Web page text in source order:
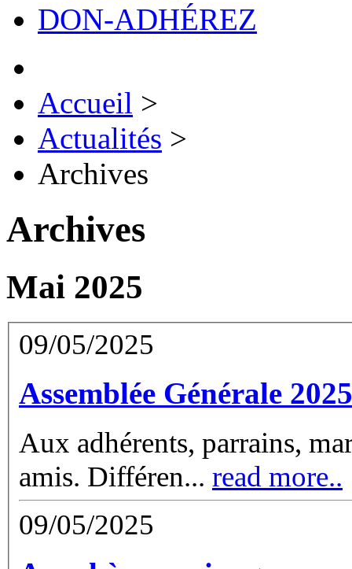
DON-ADHÉREZ
Accueil >
Actualités >
Archives
Archives
Mai 2025
09/05/2025
Assemblée Générale 2025
Aux adhérents, parrains,
amis. Différen... read more..
09/05/2025